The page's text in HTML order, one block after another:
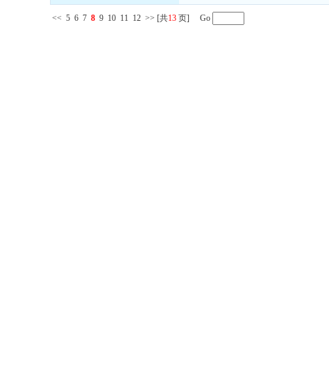
<< 5 6 7 8 9 10 11 12 >> [共13 页] Go